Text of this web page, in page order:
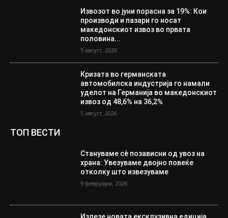
Извозот во јуни порасна за 19%: Кои
производи и пазари го носат
македонскиот извоз во првата
половина...
5 август, 2026
Кризата во германската
автомобилска индустрија го намали
уделот на Германија во македонскиот
извоз од 48,6% на 36,2%
5 август, 2026
ТОП ВЕСТИ
Стануваме сè позависни од увоз на
храна: Увезуваме двојно повеќе
отколку што извезуваме
9 февруари, 2026
Излезе новата ексклузивна едиција